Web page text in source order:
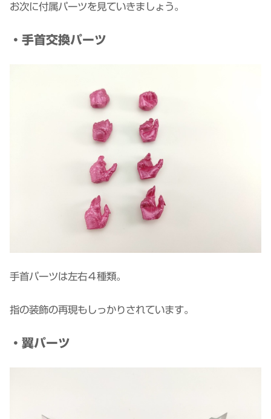
お次に付属パーツを見ていきましょう。
・手首交換パーツ
手首パーツは左右４種類。
指の装飾の再現もしっかりされています。
・翼パーツ